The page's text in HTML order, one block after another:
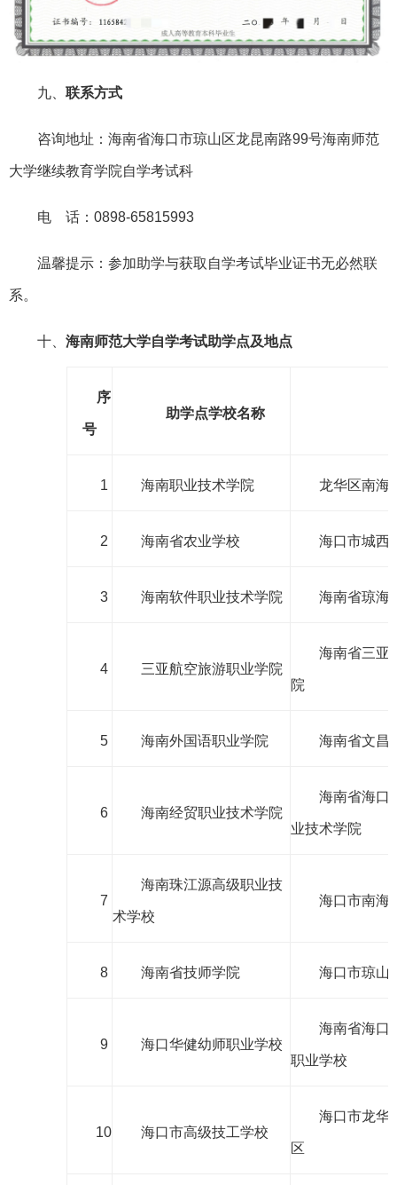
九、 联系方式
咨询地址：海南省海口市琼山区龙昆南路99号海南师范
大学继续教育学院自学考试科
电 话：0898-65815993
温馨提示：参加助学与获取自学考试毕业证书无必然联
系。
十、 海南师范大学自学考试助学点及地点
序
号
助学点学校名称
1 海南职业技术学院 龙华区南海
2 海南省农业学校 海口市城西
3 海南软件职业技术学院 海南省琼海
4 三亚航空旅游职业学院
海南省三亚
院
5 海南外国语职业学院 海南省文昌
6 海南经贸职业技术学院
海南省海口
业技术学院
7
海南珠江源高级职业技
术学校
海口市南海
8 海南省技师学院 海口市琼山
9 海口华健幼师职业学校
海南省海口
职业学校
10 海口市高级技工学校
海口市龙华
区